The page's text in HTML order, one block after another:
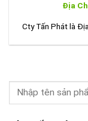
Địa
Cty Tấn Phát là